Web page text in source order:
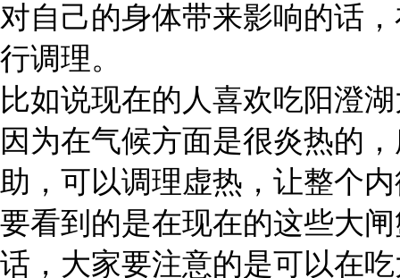
对自己的身体带来影响的话
行调理。
比如说现在的人喜欢吃阳澄
因为在气候方面是很炎热的
助，可以调理虚热，让整个
要看到的是在现在的这些大
话，大家要注意的是可以在